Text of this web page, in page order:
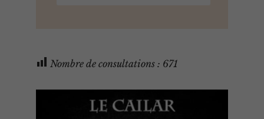
Nombre de consultations : 671